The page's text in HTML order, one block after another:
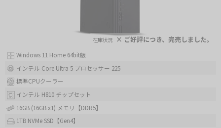
× ご好評につき、完売しました。
Windows 11 Home 64bit版
インテル Core Ultra 5 プロセッサー 225
標準CPUクーラー
インテル H810 チップセット
16GB (16GB x1) メモリ【DDR5】
1TB NVMe SSD【Gen4】